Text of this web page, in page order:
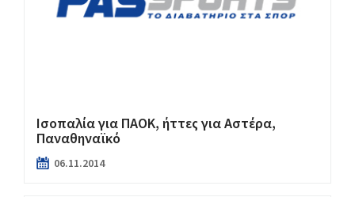
Ισοπαλία για ΠΑΟΚ, ήττες για Αστέρα,
Παναθηναϊκό
06.11.2014